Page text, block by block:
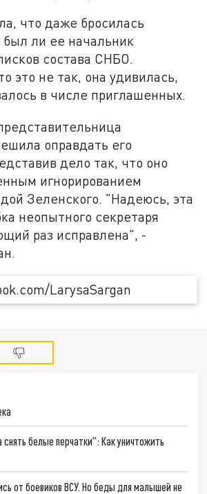
что даже бросилась
был ли ее начальник
состава СНБО.
это не так, она удивилась,
в числе приглашенных.
оправдать его
дело так, что оно
игнорированием
Зеленского. "Надеюсь, эта
неопытного секретаря
раз исправлена", -
снять белые перчатки": Как уничтожить
от боевиков ВСУ. Но беды для малышей не